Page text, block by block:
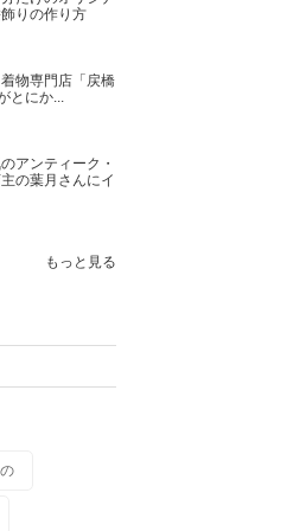
りの作り方
物専門店「戻橋
とにか...
アンティーク・
の葉月さんにイ
もっと見る